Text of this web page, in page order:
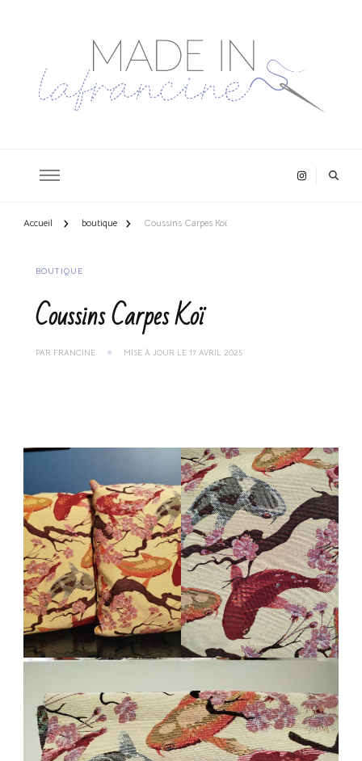
Accueil boutique Coussins Carpes Koï
BOUTIQUE
Coussins Carpes Koï
PAR FRANCINE MISE À JOUR LE 17 AVRIL 2025